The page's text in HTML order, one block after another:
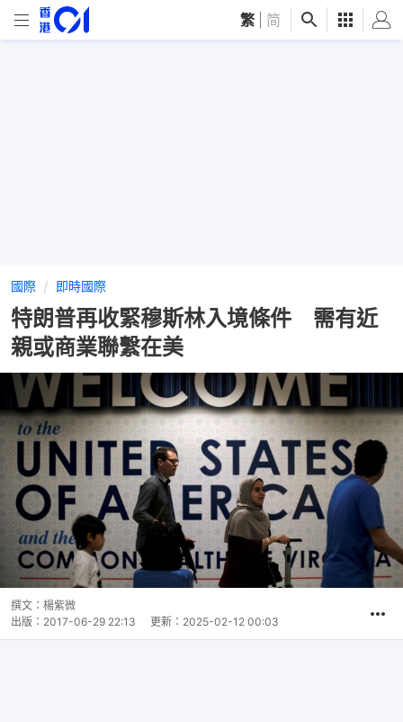
繁 简
國際 即時國際
特朗普再收緊穆斯林入境條件 需有近
親或商業聯繫在美
撰文： 楊紫微
出版： 2017-06-29 22:13 更新： 2025-02-12 00:03